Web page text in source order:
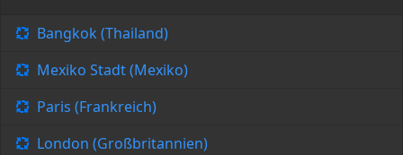
Bangkok (Thailand)
Mexiko Stadt (Mexiko)
Paris (Frankreich)
London (Großbritannien)